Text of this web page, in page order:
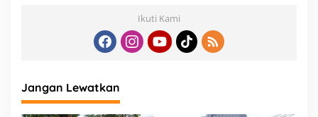
Ikuti Kami
Jangan Lewatkan